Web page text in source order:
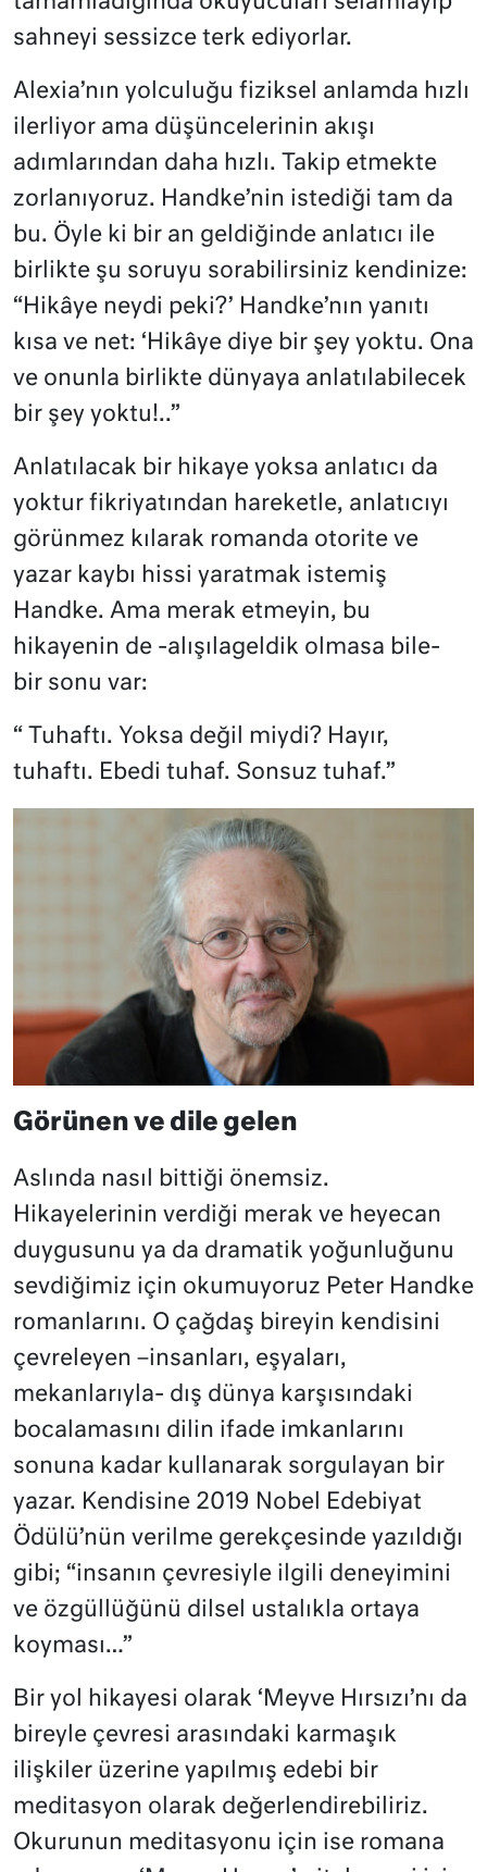
sahneyi sessizce terk ediyorlar.
Alexia’nın yolculuğu fiziksel anlamda hızlı
ilerliyor ama düşüncelerinin akışı
adımlarından daha hızlı. Takip etmekte
zorlanıyoruz. Handke’nin istediği tam da
bu. Öyle ki bir an geldiğinde anlatıcı ile
birlikte şu soruyu sorabilirsiniz kendinize:
“Hikâye neydi peki?’ Handke’nın yanıtı
kısa ve net: ‘Hikâye diye bir şey yoktu. Ona
ve onunla birlikte dünyaya anlatılabilecek
bir şey yoktu!..”
Anlatılacak bir hikaye yoksa anlatıcı da
yoktur fikriyatından hareketle, anlatıcıyı
görünmez kılarak romanda otorite ve
yazar kaybı hissi yaratmak istemiş
Handke. Ama merak etmeyin, bu
hikayenin de -alışılageldik olmasa bile-
bir sonu var:
“ Tuhaftı. Yoksa değil miydi? Hayır,
tuhaftı. Ebedi tuhaf. Sonsuz tuhaf.”
Görünen ve dile gelen
Aslında nasıl bittiği önemsiz.
Hikayelerinin verdiği merak ve heyecan
duygusunu ya da dramatik yoğunluğunu
sevdiğimiz için okumuyoruz Peter Handke
romanlarını. O çağdaş bireyin kendisini
çevreleyen –insanları, eşyaları,
mekanlarıyla- dış dünya karşısındaki
bocalamasını dilin ifade imkanlarını
sonuna kadar kullanarak sorgulayan bir
yazar. Kendisine 2019 Nobel Edebiyat
Ödülü’nün verilme gerekçesinde yazıldığı
gibi; “insanın çevresiyle ilgili deneyimini
ve özgüllüğünü dilsel ustalıkla ortaya
koyması…”
Bir yol hikayesi olarak ‘Meyve Hırsızı’nı da
bireyle çevresi arasındaki karmaşık
ilişkiler üzerine yapılmış edebi bir
meditasyon olarak değerlendirebiliriz.
Okurunun meditasyonu için ise romana